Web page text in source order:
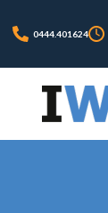
0444.401624